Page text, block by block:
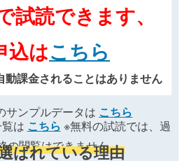
試読できます、
込はこちら
動課金されることはありません
サンプルデータは こちら
は こちら ※無料の試読では、過
の閲覧はできません
ばれている理由